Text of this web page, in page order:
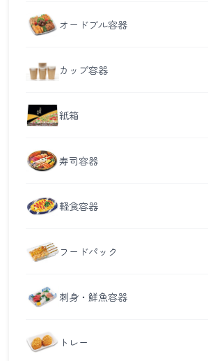
オードブル容器
カップ容器
紙箱
寿司容器
軽食容器
フードパック
刺身・鮮魚容器
トレー